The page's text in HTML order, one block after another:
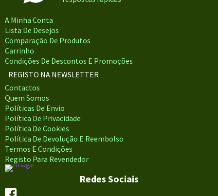
A Minha Conta
Lista De Desejos
Comparação De Produtos
Carrinho
Condições De Descontos E Promoções
REGISTO NA NEWSLETTER
Contactos
Quem Somos
Políticas De Envio
Política De Privacidade
Política De Cookies
Política De Devolução E Reembolso
Termos E Condições
Registo Para Revendedor
Redes Sociais